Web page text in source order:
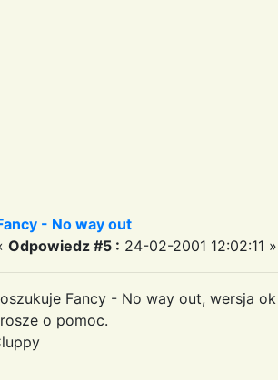
- No way out
Odpowiedz #5 : 24-02-2001 12:02:11 »
Fancy - No way out, wersja
o pomoc.